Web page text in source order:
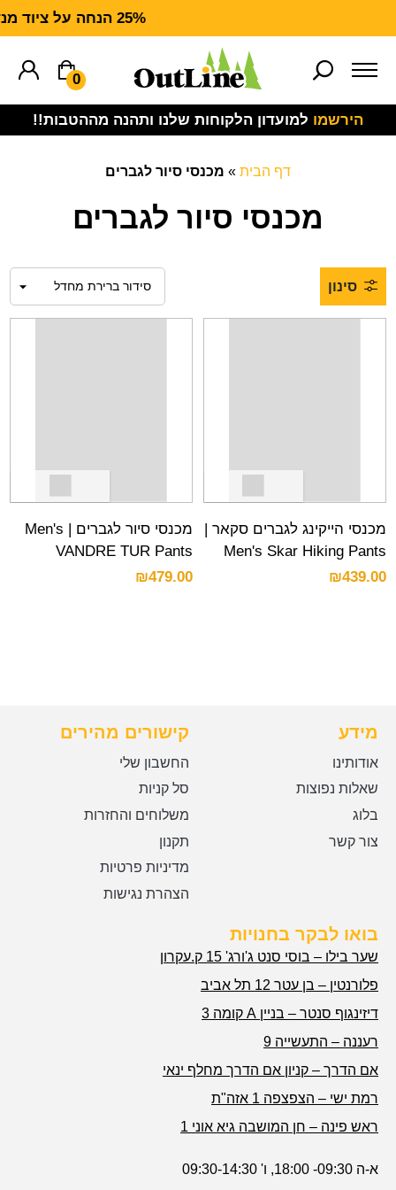
25% הנחה על ציוד מנדף CARHARTT FORCE
0
הירשמו למועדון הלקוחות שלנו ותהנה מההטבות!!
דף הבית » מכנסי סיור לגברים
מכנסי סיור לגברים
סינון
מכנסי הייקינג לגברים סקאר |
Men's Skar Hiking Pants
₪439.00
מכנסי סיור לגברים | Men's
VANDRE TUR Pants
₪479.00
מידע
אודותינו
שאלות נפוצות
בלוג
צור קשר
קישורים מהירים
החשבון שלי
סל קניות
משלוחים והחזרות
תקנון
מדיניות פרטיות
הצהרת נגישות
בואו לבקר בחנויות
שער בילו – בוסי סנט ג'ורג' 15 ק.עקרון
פלורנטין – בן עטר 12 תל אביב
דיזינגוף סנטר – בניין A קומה 3
רעננה – התעשייה 9
אם הדרך – קניון אם הדרך מחלף ינאי
רמת ישי – הצפצפה 1 אזה"ת
ראש פינה – חן המושבה גיא אוני 1
א-ה 09:30- 18:00, ו' 09:30-14:30